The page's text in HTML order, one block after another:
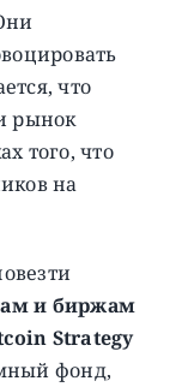
что
рынок
того, что
на
и биржам
Strategy
фонд,